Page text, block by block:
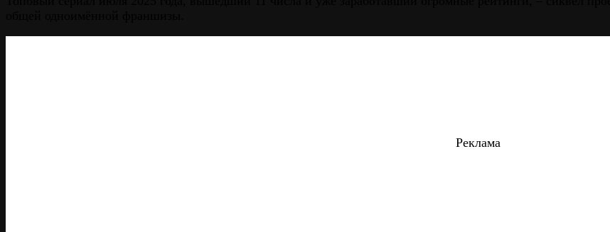
Реклама